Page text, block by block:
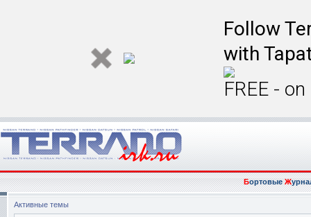
Follow
with
FREE -
БортовыеЖ
Активные темы